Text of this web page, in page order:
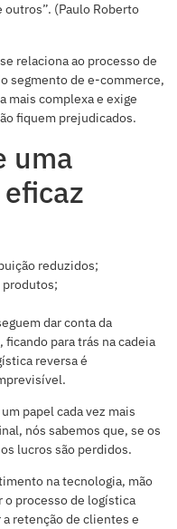
(Paulo Roberto
relaciona ao processo de
segmento de e-commerce,
mais complexa e exige
fiquem prejudicados.
uma
reduzidos;
dar conta da
para trás na cadeia
reversa é
papel cada vez mais
nós sabemos que, se os
lucros são perdidos.
na tecnologia, mão
o processo de logística
retenção de clientes e